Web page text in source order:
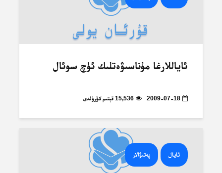
ئاياللارغا مۇناسىۋەتلىك ئۈچ سوئال
2009-07-18 15,536 قېتىم كۆرۈلدى
ئايال پەتىۋالار